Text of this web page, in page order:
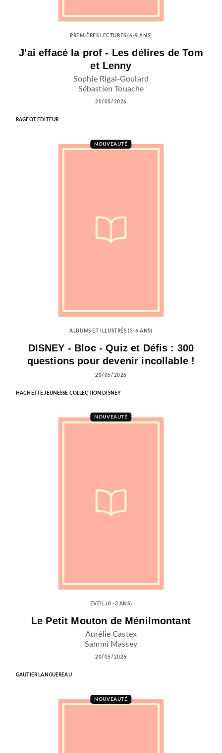
PREMIÈRES LECTURES (6-9 ANS)
J'ai effacé la prof - Les délires de Tom
et Lenny
Sophie Rigal-Goulard
Sébastien Touache
20/05/2026
RAGEOT EDITEUR
NOUVEAUTÉ
ALBUMS ET ILLUSTRÉS (3-6 ANS)
DISNEY - Bloc - Quiz et Défis : 300
questions pour devenir incollable !
20/05/2026
HACHETTE JEUNESSE COLLECTION DISNEY
NOUVEAUTÉ
EVEIL (0 -3 ANS)
Le Petit Mouton de Ménilmontant
Aurélie Castex
Sammi Massey
20/05/2026
GAUTIER LANGUEREAU
NOUVEAUTÉ